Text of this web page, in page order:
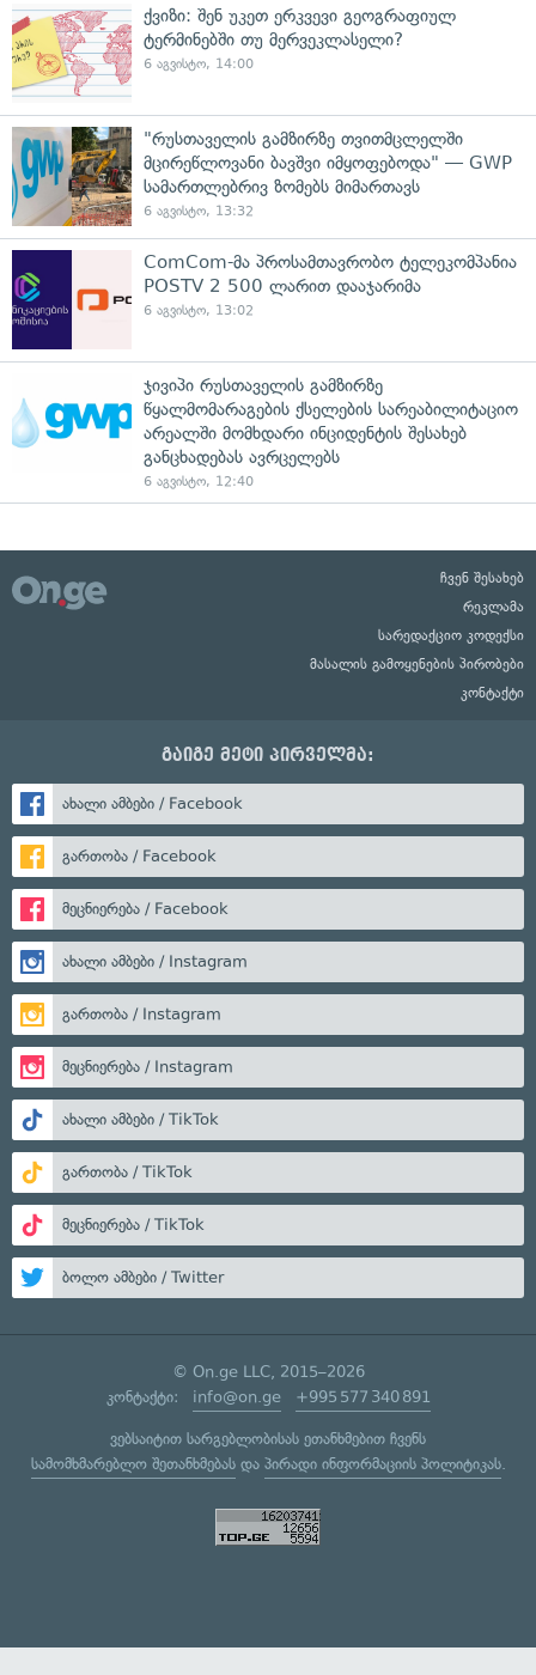
ქვიზი: შენ უკეთ ერკვევი გეოგრაფიულ
ტერმინებში თუ მერვეკლასელი?
6 აგვისტო, 14:00
"რუსთაველის გამზირზე თვითმცლელში
მცირეწლოვანი ბავშვი იმყოფებოდა" — GWP
სამართლებრივ ზომებს მიმართავს
6 აგვისტო, 13:32
ComCom-მა პროსამთავრობო ტელეკომპანია
POSTV 2 500 ლარით დააჯარიმა
6 აგვისტო, 13:02
ჯივიპი რუსთაველის გამზირზე
წყალმომარაგების ქსელების სარეაბილიტაციო
არეალში მომხდარი ინციდენტის შესახებ
განცხადებას ავრცელებს
6 აგვისტო, 12:40
ჩვენ შესახებ
რეკლამა
სარედაქციო კოდექსი
მასალის გამოყენების პირობები
კონტაქტი
გაიგე მეტი პირველმა:
ახალი ამბები / Facebook
გართობა / Facebook
მეცნიერება / Facebook
ახალი ამბები / Instagram
გართობა / Instagram
მეცნიერება / Instagram
ახალი ამბები / TikTok
გართობა / TikTok
მეცნიერება / TikTok
ბოლო ამბები / Twitter
© On.ge LLC, 2015–2026
კონტაქტი: info@on.ge +995 577 340 891
ვებსაიტით სარგებლობისას ეთანხმებით ჩვენს
სამომხმარებლო შეთანხმებასდა პირადი ინფორმაციის პოლიტიკას.